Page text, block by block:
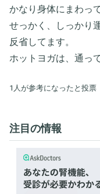
かなり身体にまわっ
せっかく、しっかり
反省してます。
ホットヨガは、通っ
1人が参考になったと投票
注目の情報